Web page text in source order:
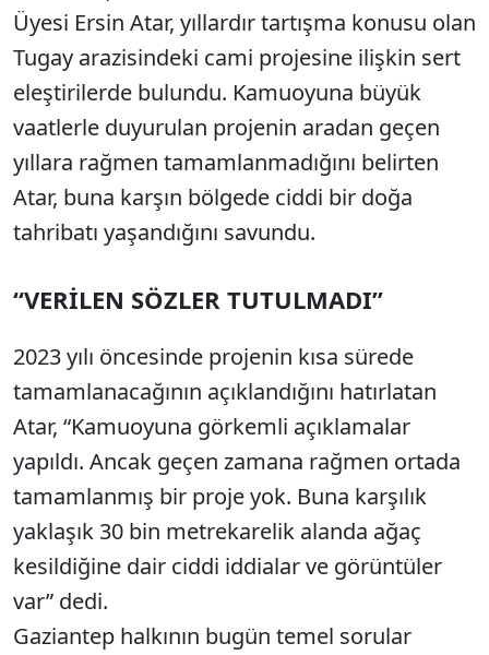
Üyesi Ersin Atar, yıllardır tartışma konusu olan
Tugay arazisindeki cami projesine ilişkin sert
eleştirilerde bulundu. Kamuoyuna büyük
vaatlerle duyurulan projenin aradan geçen
yıllara rağmen tamamlanmadığını belirten
Atar, buna karşın bölgede ciddi bir doğa
tahribatı yaşandığını savundu.
“VERİLEN SÖZLER TUTULMADI”
2023 yılı öncesinde projenin kısa sürede
tamamlanacağının açıklandığını hatırlatan
Atar, “Kamuoyuna görkemli açıklamalar
yapıldı. Ancak geçen zamana rağmen ortada
tamamlanmış bir proje yok. Buna karşılık
yaklaşık 30 bin metrekarelik alanda ağaç
kesildiğine dair ciddi iddialar ve görüntüler
var” dedi.
Gaziantep halkının bugün temel sorular